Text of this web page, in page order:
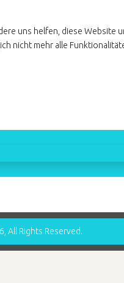
All Rights Reserved.
uns helfen, diese Website
nicht mehr alle